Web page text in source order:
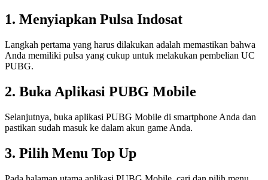
1. Menyiapkan Pulsa Indosat
Langkah pertama yang harus dilakukan adalah memastikan bahwa
Anda memiliki pulsa yang cukup untuk melakukan pembelian UC
PUBG.
2. Buka Aplikasi PUBG Mobile
Selanjutnya, buka aplikasi PUBG Mobile di smartphone Anda dan
pastikan sudah masuk ke dalam akun game Anda.
3. Pilih Menu Top Up